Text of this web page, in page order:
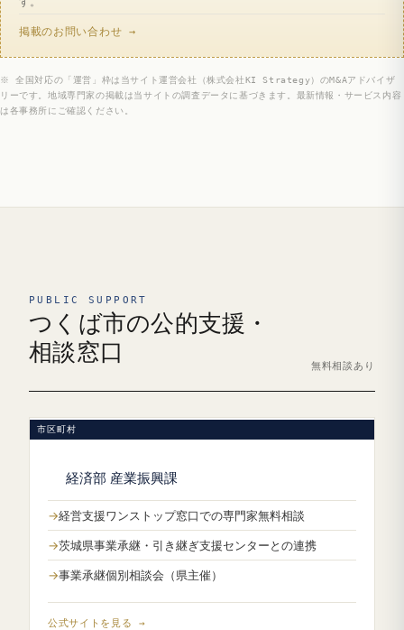
掲載のお問い合わせ →
※ 全国対応の「運営」枠は当サイト運営会社（株式会社KI Strategy）のM&Aアドバイザ
リーです。地域専門家の掲載は当サイトの調査データに基づきます。最新情報・サービス内容
は各事務所にご確認ください。
PUBLIC SUPPORT
つくば市の公的支援・
相談窓口
無料相談あり
市区町村
経済部 産業振興課
経営支援ワンストップ窓口での専門家無料相談
茨城県事業承継・引き継ぎ支援センターとの連携
事業承継個別相談会（県主催）
公式サイトを見る →